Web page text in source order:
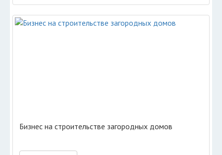
Бизнес на строительстве загородных домов